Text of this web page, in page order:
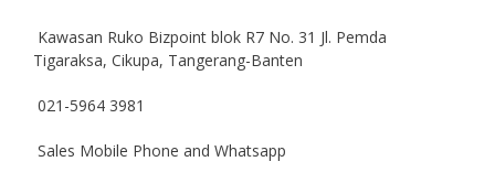
Kawasan Ruko Bizpoint blok R7 No. 31 Jl. Pemda
Tigaraksa, Cikupa, Tangerang-Banten
021-5964 3981
Sales Mobile Phone and Whatsapp